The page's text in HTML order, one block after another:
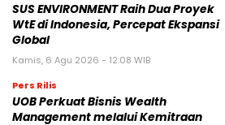
SUS ENVIRONMENT Raih Dua Proyek
WtE di Indonesia, Percepat Ekspansi
Global
Kamis, 6 Agu 2026 - 12:08 WIB
Pers Rilis
UOB Perkuat Bisnis Wealth
Management melalui Kemitraan